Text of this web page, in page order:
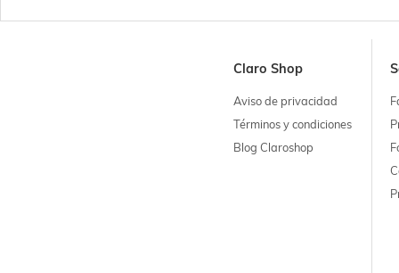
Claro Shop
Aviso de privacidad
Términos y condiciones
Blog Claroshop